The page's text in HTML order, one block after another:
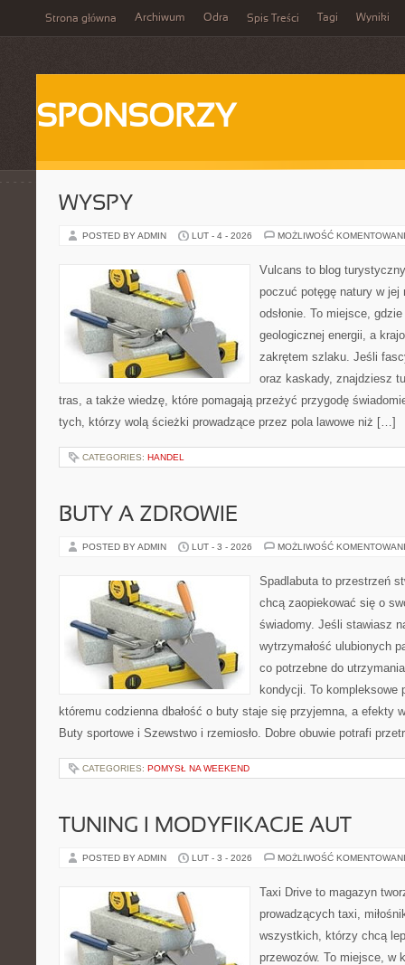
Strona główna Archiwum Odra Spis Treści Tagi Wyniki
SPONSORZY
WYSPY
POSTED BY ADMIN LUT - 4 - 2026 MOŻLIWOŚĆ
Vulcans to blog
poczuć potęgę natury w jej
odsłonie. To miejsce,
geologicznej energii, a
zakrętem szlaku. Jeśli
oraz kaskady, znajdziesz
tras, a także wiedzę, które pomagają przeżyć przygodę
tych, którzy wolą ścieżki prowadzące przez pola lawowe niż […]
CATEGORIES: HANDEL
BUTY A ZDROWIE
POSTED BY ADMIN LUT - 3 - 2026 MOŻLIWOŚĆ
Spadlabuta to przestrzeń
chcą zaopiekować się o
świadomy. Jeśli stawiasz
wytrzymałość ulubionych
co potrzebne do
kondycji. To kompleksowe
któremu codzienna dbałość o buty staje się przyjemna, a efekty
Buty sportowe i Szewstwo i rzemiosło. Dobre obuwie potrafi
CATEGORIES: POMYSŁ NA WEEKEND
TUNING I MODYFIKACJE AUT
POSTED BY ADMIN LUT - 3 - 2026 MOŻLIWOŚĆ
Taxi Drive to magazyn
prowadzących taxi,
wszystkich, którzy chcą
przewozów. To miejsce, w